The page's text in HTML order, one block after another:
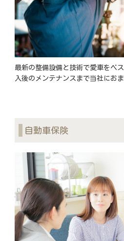
最新の整備設備と技術で愛車をベ
入後のメンテナンスまで当社におま
自動車保険